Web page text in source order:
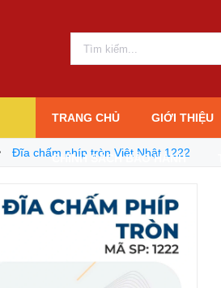
TRANG CHỦ GIỚI THIỆU
CHÍNH SÁCH BẢO HÀNH
Đĩa chấm phíp tròn Việt Nhật 1222